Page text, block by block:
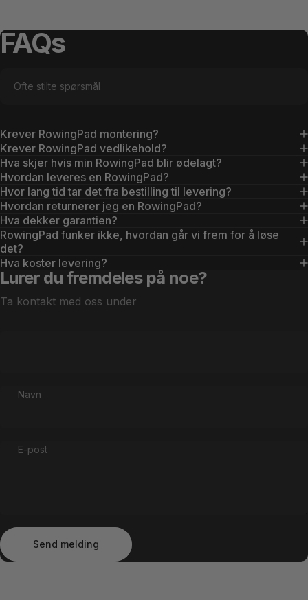
FAQs
Ofte stilte spørsmål
Krever RowingPad montering?
Krever RowingPad vedlikehold?
Hva skjer hvis min RowingPad blir ødelagt?
Hvordan leveres en RowingPad?
Hvor lang tid tar det fra bestilling til levering?
Hvordan returnerer jeg en RowingPad?
Hva dekker garantien?
RowingPad funker ikke, hvordan går vi frem for å løse
det?
Hva koster levering?
Lurer du fremdeles på noe?
Ta kontakt med oss under
Navn
E-post
Send melding
Send melding